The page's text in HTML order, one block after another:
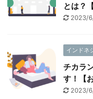
とは？
2023/
インドネ
チカラ
す！【
2023/